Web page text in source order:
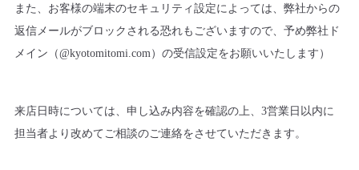
また、お客様の端末のセキュリティ設定によっては、弊社からの
返信メールがブロックされる恐れもございますので、 予め弊社ド
メイン（@kyotomitomi.com）の受信設定をお願いいたします）
来店日時については、申し込み内容を確認の上、3営業日以内に
担当者より改めてご相談のご連絡をさせていただきます。